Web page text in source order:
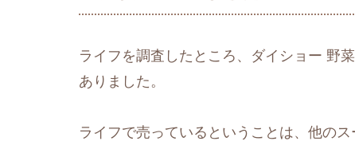
ライフを調査したところ、ダイショー 野
ありました。
ライフで売っているということは、他の